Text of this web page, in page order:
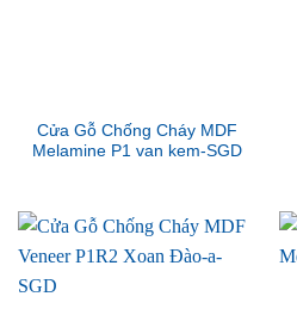
Cửa Gỗ Chống Cháy MDF
Melamine P1 van kem-SGD